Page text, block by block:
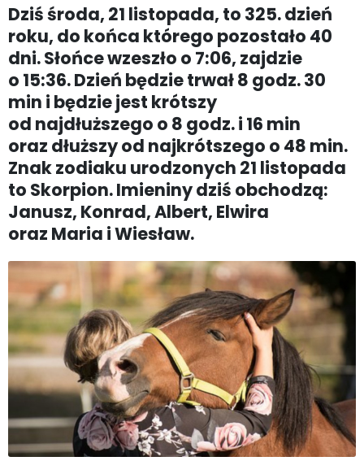
Dziś środa, 21 listopada, to 325. dzień
roku, do końca którego pozostało 40
dni. Słońce wzeszło o 7:06, zajdzie
o 15:36. Dzień będzie trwał 8 godz. 30
min i będzie jest krótszy
od najdłuższego o 8 godz. i 16 min
oraz dłuższy od najkrótszego o 48 min.
Znak zodiaku urodzonych 21 listopada
to Skorpion. Imieniny dziś obchodzą:
Janusz, Konrad, Albert, Elwira
oraz Maria i Wiesław.